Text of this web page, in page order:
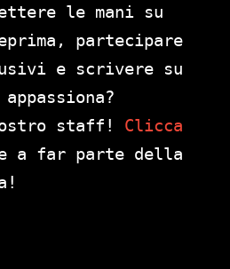
le mani su
partecipare
e scrivere su
staff! Clicca
a far parte della